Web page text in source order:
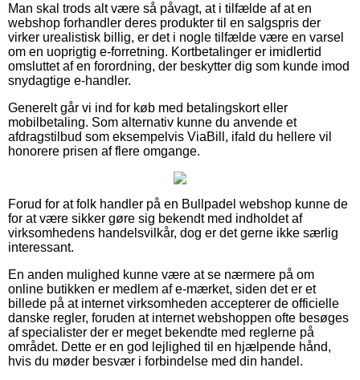
Man skal trods alt være så påvagt, at i tilfælde af at en
webshop forhandler deres produkter til en salgspris der
virker urealistisk billig, er det i nogle tilfælde være en varsel
om en uoprigtig e-forretning. Kortbetalinger er imidlertid
omsluttet af en forordning, der beskytter dig som kunde imod
snydagtige e-handler.
Generelt går vi ind for køb med betalingskort eller
mobilbetaling. Som alternativ kunne du anvende et
afdragstilbud som eksempelvis ViaBill, ifald du hellere vil
honorere prisen af flere omgange.
Forud for at folk handler på en Bullpadel webshop kunne de
for at være sikker gøre sig bekendt med indholdet af
virksomhedens handelsvilkår, dog er det gerne ikke særlig
interessant.
En anden mulighed kunne være at se nærmere på om
online butikken er medlem af e-mærket, siden det er et
billede på at internet virksomheden accepterer de officielle
danske regler, foruden at internet webshoppen ofte besøges
af specialister der er meget bekendte med reglerne på
området. Dette er en god lejlighed til en hjælpende hånd,
hvis du møder besvær i forbindelse med din handel.